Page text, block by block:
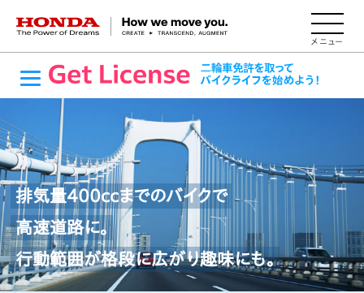
HONDA The Power of Dreams
排気量400ccまでのバイクで
高速道路に。
行動範囲が格段に広がり趣味にも。